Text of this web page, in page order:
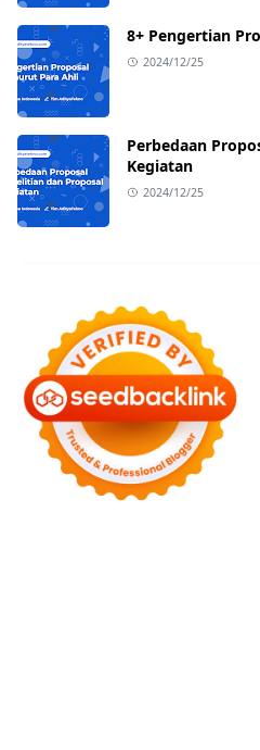
8+ Pengertian
2024/12/25
Perbedaan
Kegiatan
2024/12/25